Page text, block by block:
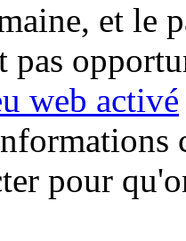
et le
pas
web activé
pour